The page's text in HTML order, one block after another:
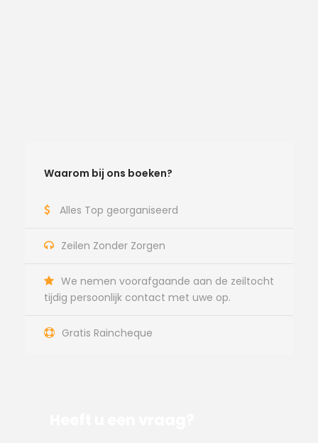
Waarom bij ons boeken?
Alles Top georganiseerd
Zeilen Zonder Zorgen
We nemen voorafgaande aan de zeiltocht
tijdig persoonlijk contact met uwe op.
Gratis Raincheque